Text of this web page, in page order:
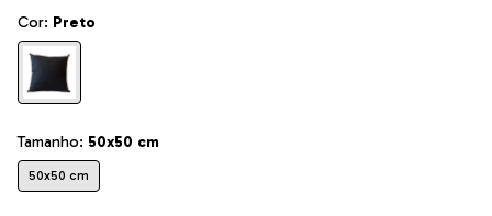
Cor: Preto
Tamanho: 50x50 cm
50x50 cm